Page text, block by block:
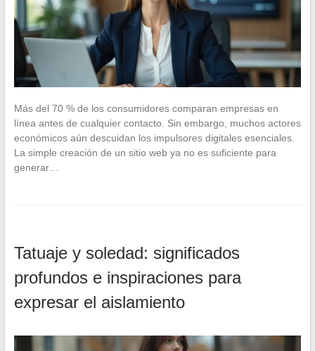
Más del 70 % de los consumidores comparan empresas en
línea antes de cualquier contacto. Sin embargo, muchos actores
económicos aún descuidan los impulsores digitales esenciales.
La simple creación de un sitio web ya no es suficiente para
generar…
Tatuaje y soledad: significados
profundos e inspiraciones para
expresar el aislamiento